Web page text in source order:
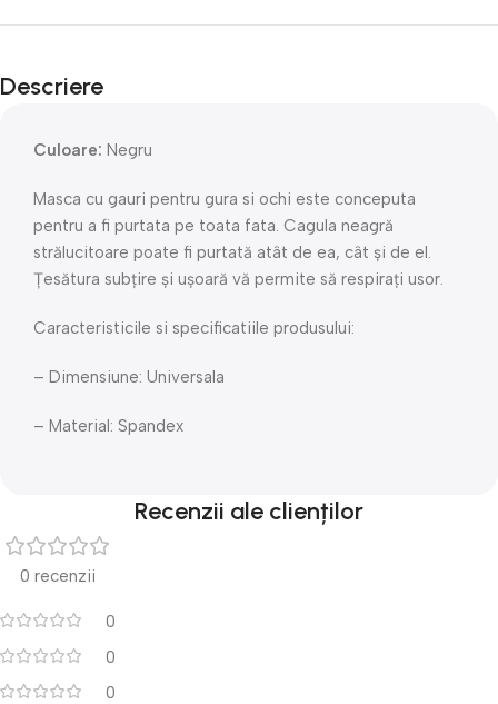
Descriere
Culoare: Negru
Masca cu gauri pentru gura si ochi este conceputa
pentru a fi purtata pe toata fata. Cagula neagră
strălucitoare poate fi purtată atât de ea, cât și de el.
Țesătura subțire și ușoară vă permite să respirați usor.
Caracteristicile si specificatiile produsului:
– Dimensiune: Universala
– Material: Spandex
Recenzii ale clienților
0 recenzii
0
0
0